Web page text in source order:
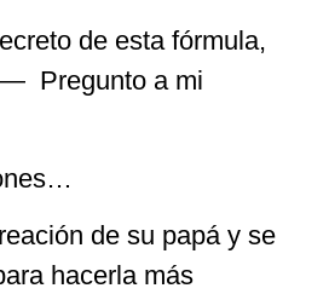
de esta fórmula,
Pregunto a mi
de su papá y se
hacerla más